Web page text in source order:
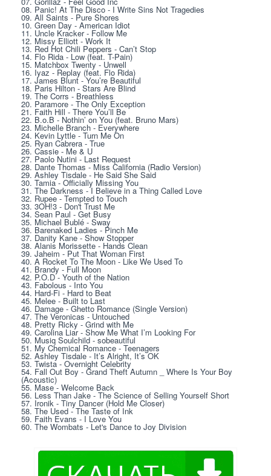
08. Panic! At The Disco - I Write Sins Not Tragedies
09. All Saints - Pure Shores
10. Green Day - American Idiot
11. Uncle Kracker - Follow Me
12. Missy Elliott - Work It
13. Red Hot Chili Peppers - Can’t Stop
14. Flo Rida - Low (feat. T-Pain)
15. Matchbox Twenty - Unwell
16. Iyaz - Replay (feat. Flo Rida)
17. James Blunt - You’re Beautiful
18. Paris Hilton - Stars Are Blind
19. The Corrs - Breathless
20. Paramore - The Only Exception
21. Faith Hill - There You’ll Be
22. B.o.B - Nothin’ on You (feat. Bruno Mars)
23. Michelle Branch - Everywhere
24. Kevin Lyttle - Turn Me On
25. Ryan Cabrera - True
26. Cassie - Me & U
27. Paolo Nutini - Last Request
28. Dante Thomas - Miss California (Radio Version)
29. Ashley Tisdale - He Said She Said
30. Tamia - Officially Missing You
31. The Darkness - I Believe in a Thing Called Love
32. Rupee - Tempted to Touch
33. 3OH!3 - Don't Trust Me
34. Sean Paul - Get Busy
35. Michael Bublé - Sway
36. Barenaked Ladies - Pinch Me
37. Danity Kane - Show Stopper
38. Alanis Morissette - Hands Clean
39. Jaheim - Put That Woman First
40. A Rocket To The Moon - Like We Used To
41. Brandy - Full Moon
42. P.O.D - Youth of the Nation
43. Fabolous - Into You
44. Hard-Fi - Hard to Beat
45. Melee - Built to Last
46. Damage - Ghetto Romance (Single Version)
47. The Veronicas - Untouched
48. Pretty Ricky - Grind with Me
49. Carolina Liar - Show Me What I’m Looking For
50. Musiq Soulchild - sobeautiful
51. My Chemical Romance - Teenagers
52. Ashley Tisdale - It’s Alright, It’s OK
53. Twista - Overnight Celebrity
54. Fall Out Boy - Grand Theft Autumn _ Where Is Your Boy
(Acoustic)
55. Mase - Welcome Back
56. Less Than Jake - The Science of Selling Yourself Short
57. Ironik - Tiny Dancer (Hold Me Closer)
58. The Used - The Taste of Ink
59. Faith Evans - I Love You
60. The Wombats - Let's Dance to Joy Division